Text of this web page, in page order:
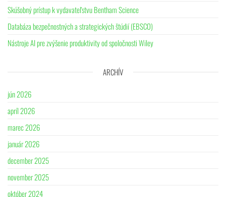
Skúšobný prístup k vydavateľstvu Bentham Science
Databáza bezpečnostných a strategických štúdií (EBSCO)
Nástroje AI pre zvýšenie produktivity od spoločnosti Wiley
ARCHÍV
jún 2026
apríl 2026
marec 2026
január 2026
december 2025
november 2025
október 2024